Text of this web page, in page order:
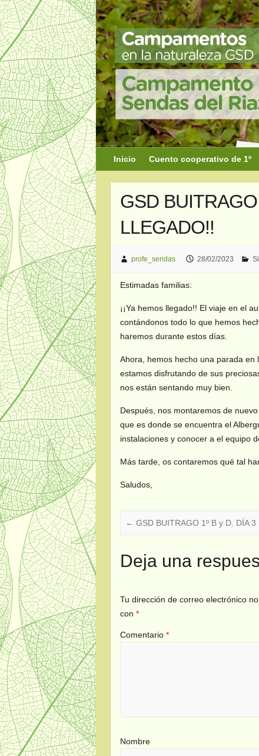
Saltar
al
contenido
Inicio Cuento cooperativo de 1º
GSD BUITRAGO
LLEGADO!!
profe_sendas 28/02/2023
Estimadas familias:
¡¡Ya hemos llegado!! El viaje en el
contándonos todo lo que hemos
haremos durante estos días.
Ahora, hemos hecho una parada
estamos disfrutando de sus
nos están sentando muy bien.
Después, nos montaremos de
que es donde se encuentra el
instalaciones y conocer a el equipo
Más tarde, os contaremos qué tal
Saludos,
← GSD BUITRAGO 1º B y D. DÍA 3
Deja una
Tu dirección de correo electrónico
con*
Comentario*
Nombre